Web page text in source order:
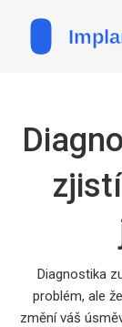
Diagnostika
problém, ale
změní váš